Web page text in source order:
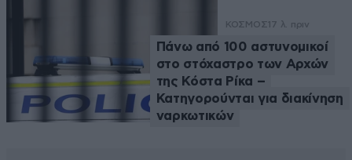
ΚΟΣΜΟΣ 17 λ. πριν
Πάνω από 100 αστυνομικοί
στο στόχαστρο των Αρχών
της Κόστα Ρίκα –
Κατηγορούνται για διακίνηση
ναρκωτικών